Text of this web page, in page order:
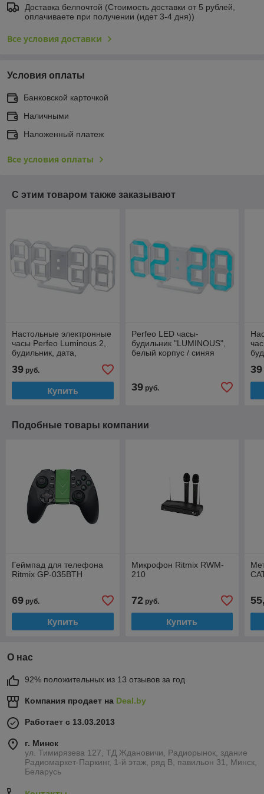
Доставка белпочтой (Стоимость доставки от 5 рублей,
оплачиваете при получении (идет 3-4 дня))
Все условия доставки
Условия оплаты
Банковской карточкой
Наличными
Наложенный платеж
Все условия оплаты
С этим товаром также заказывают
Настольные электронные
часы Perfeo Luminous 2,
будильник, дата,
USB кабель
39 руб.
Купить
Perfeo LED часы-
будильник "LUMINOUS",
белый корпус / синяя
39руб.
39
Подобные товары компании
Геймпад для телефона
Ritmix GP-035BTH
69 руб.
Купить
Микрофон Ritmix RWM-
210
72руб.
Купить
О нас
92% положительных из 13 отзывов за год
Компания продает на Deal.by
Работает с 13.03.2013
г. Минск
ул. Тимирязева 127, ТД Ждановичи, Радиорынок, здание
Радиомаркет-Паркинг, 1-й этаж, ряд В, павильон 31, Минск,
Беларусь